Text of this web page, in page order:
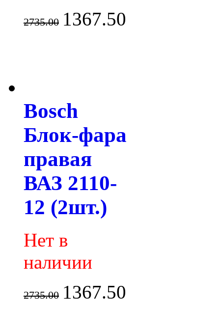
2735.00 1367.50
Bosch
Блок-фара
правая
ВАЗ 2110-
12 (2шт.)
Нет в
наличии
2735.00 1367.50